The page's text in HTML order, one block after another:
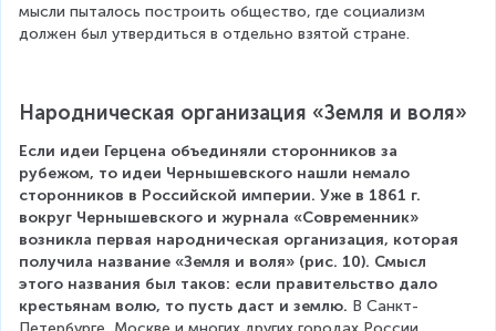
мысли пыталось построить общество, где социализм
должен был утвердиться в отдельно взятой стране.
Народническая организация «Земля и воля»
Если идеи Герцена объединяли сторонников за
рубежом, то идеи Чернышевского нашли немало
сторонников в Российской империи. Уже в 1861 г.
вокруг Чернышевского и журнала «Современник»
возникла первая народническая организация, которая
получила название «Земля и воля» (рис. 10). Смысл
этого названия был таков: если правительство дало
крестьянам волю, то пусть даст и землю. В Санкт-